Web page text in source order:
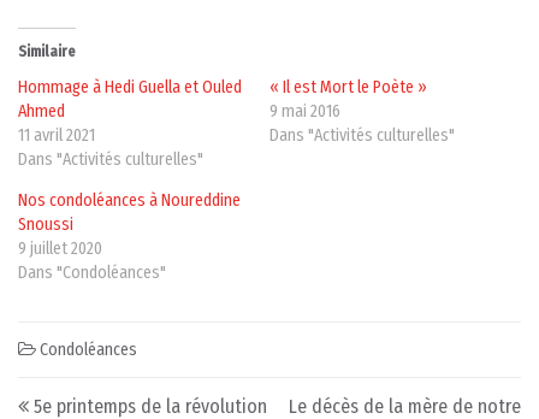
Similaire
Hommage à Hedi Guella et Ouled
Ahmed
11 avril 2021
Dans "Activités culturelles"
« Il est Mort le Poète »
9 mai 2016
Dans "Activités culturelles"
Nos condoléances à Noureddine
Snoussi
9 juillet 2020
Dans "Condoléances"
Condoléances
Post navigation
5e printemps de la révolution
Le décès de la mère de notre